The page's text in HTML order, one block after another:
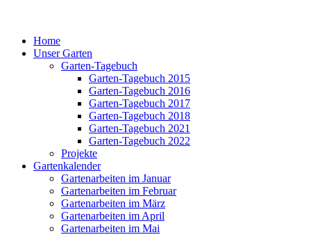
Home
Unser Garten
Garten-Tagebuch
Garten-Tagebuch 2015
Garten-Tagebuch 2016
Garten-Tagebuch 2017
Garten-Tagebuch 2018
Garten-Tagebuch 2021
Garten-Tagebuch 2022
Projekte
Gartenkalender
Gartenarbeiten im Januar
Gartenarbeiten im Februar
Gartenarbeiten im März
Gartenarbeiten im April
Gartenarbeiten im Mai